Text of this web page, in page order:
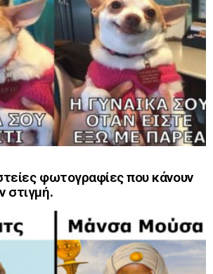
φωτογραφίες που κάνουν
στιγμή.